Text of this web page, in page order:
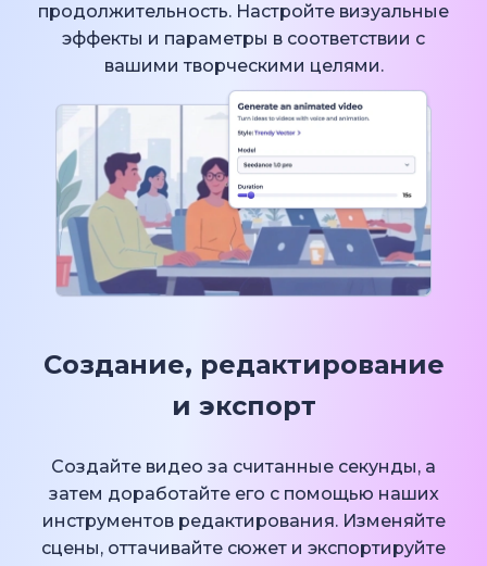
продолжительность. Настройте визуальные
эффекты и параметры в соответствии с
вашими творческими целями.
Создание, редактирование
и экспорт
Создайте видео за считанные секунды, а
затем доработайте его с помощью наших
инструментов редактирования. Изменяйте
сцены, оттачивайте сюжет и экспортируйте